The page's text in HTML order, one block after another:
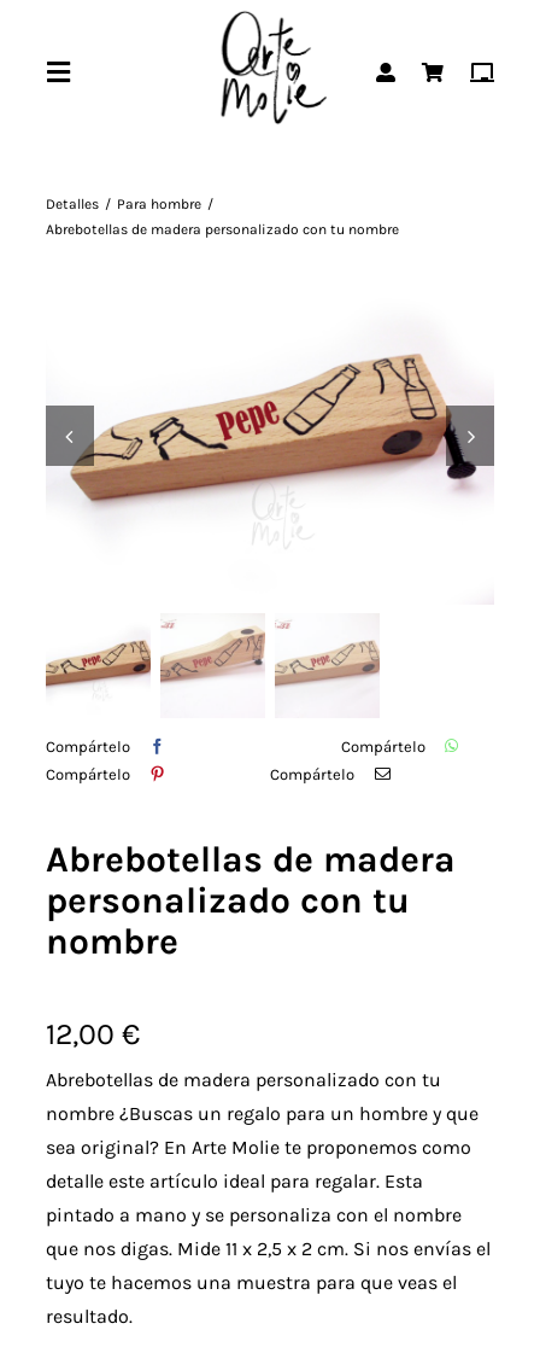
contenidoToggle
Abanicos
Agendas
Outlet
Acuarelas
Blog
Detalles
Para hombre
Abrebotellas de madera personalizado con tu nombre
Compártelo
Compártelo
Compártelo
Compártelo
Abrebotellas de madera
personalizado con tu
nombre
12,00 €
Abrebotellas de madera personalizado con tu
nombre ¿Buscas un regalo para un hombre y que
sea original? En Arte Molie te proponemos como
detalle este artículo ideal para regalar. Esta
pintado a mano y se personaliza con el nombre
que nos digas. Mide 11 x 2,5 x 2 cm. Si nos envías el
tuyo te hacemos una muestra para que veas el
resultado.